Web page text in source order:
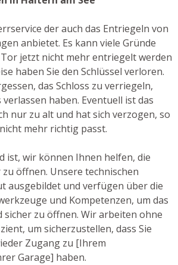
der auch das Entriegeln von
anbietet. Es kann viele Gründe
jetzt nicht mehr entriegelt werden
haben Sie den Schlüssel verloren.
das Schloss zu verriegeln,
verlassen haben. Eventuell ist das
nur zu alt und hat sich verzogen, so
mehr richtig passt.
ist, wir können Ihnen helfen, die
öffnen. Unsere technischen
ausgebildet und verfügen über die
und Kompetenzen, um das
sicher zu öffnen. Wir arbeiten ohne
um sicherzustellen, dass Sie
Zugang zu [Ihrem
Garage] haben.